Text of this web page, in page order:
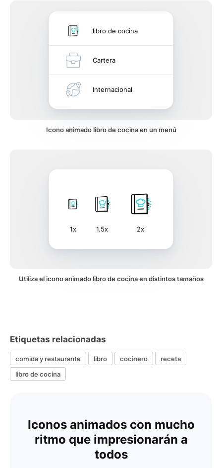
libro de cocina
Cartera
Internacional
Icono animado libro de cocina en un menú
1x 1.5x 2x
Utiliza el icono animado libro de cocina en distintos tamaños
Etiquetas relacionadas
comida y restaurante libro cocinero
receta
libro de cocina
Iconos animados con mucho
ritmo que impresionarán a
todos